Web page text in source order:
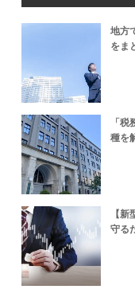
地方
をま
「
種を
【
守る